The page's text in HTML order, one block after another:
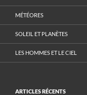
MÉTÉORES
SOLEIL ET PLANÈTES
LES HOMMES ET LE CIEL
ARTICLES RÉCENTS